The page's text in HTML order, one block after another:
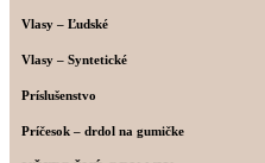
Vlasy – Ľudské
Vlasy – Syntetické
Príslušenstvo
Príčesok – drdol na gumičke